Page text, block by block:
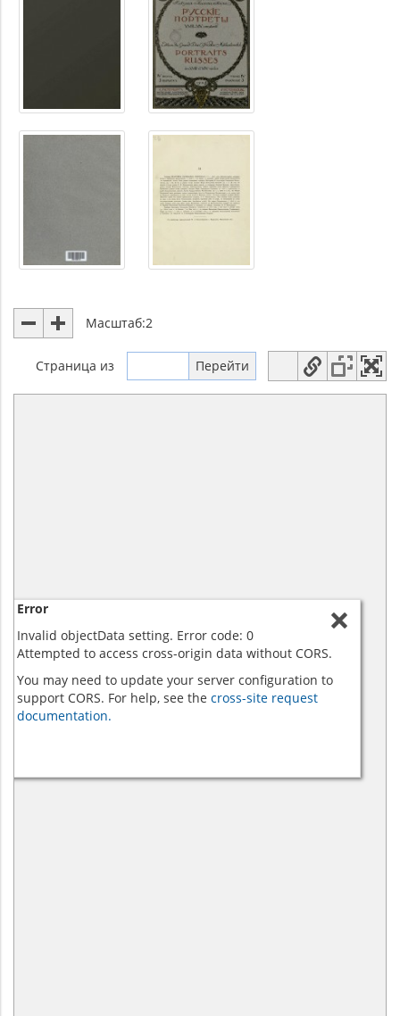
Масштаб:2
Страница из
Error
Invalid objectData setting. Error code: 0
Attempted to access cross-origin data without CORS.
You may need to update your server configuration to
support CORS. For help, see the cross-site request
documentation.